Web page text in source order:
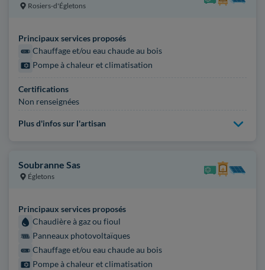
Rosiers-d'Égletons
Principaux services proposés
Chauffage et/ou eau chaude au bois
Pompe à chaleur et climatisation
Certifications
Non renseignées
Plus d'infos sur l'artisan
Soubranne Sas
Égletons
Principaux services proposés
Chaudière à gaz ou fioul
Panneaux photovoltaïques
Chauffage et/ou eau chaude au bois
Pompe à chaleur et climatisation